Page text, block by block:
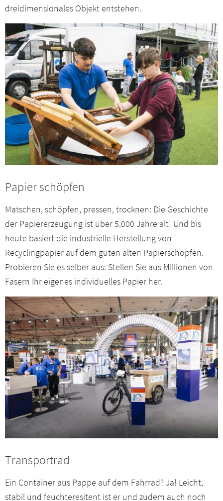
dreidimensionales Objekt entstehen.
Papier schöpfen
Matschen, schöpfen, pressen, trocknen: Die Geschichte
der Papiererzeugung ist über 5.000 Jahre alt! Und bis
heute basiert die industrielle Herstellung von
Recyclingpapier auf dem guten alten Papierschöpfen.
Probieren Sie es selber aus: Stellen Sie aus Millionen von
Fasern Ihr eigenes individuelles Papier her.
Transportrad
Ein Container aus Pappe auf dem Fahrrad? Ja! Leicht,
stabil und feuchteresitent ist er und zudem auch noch